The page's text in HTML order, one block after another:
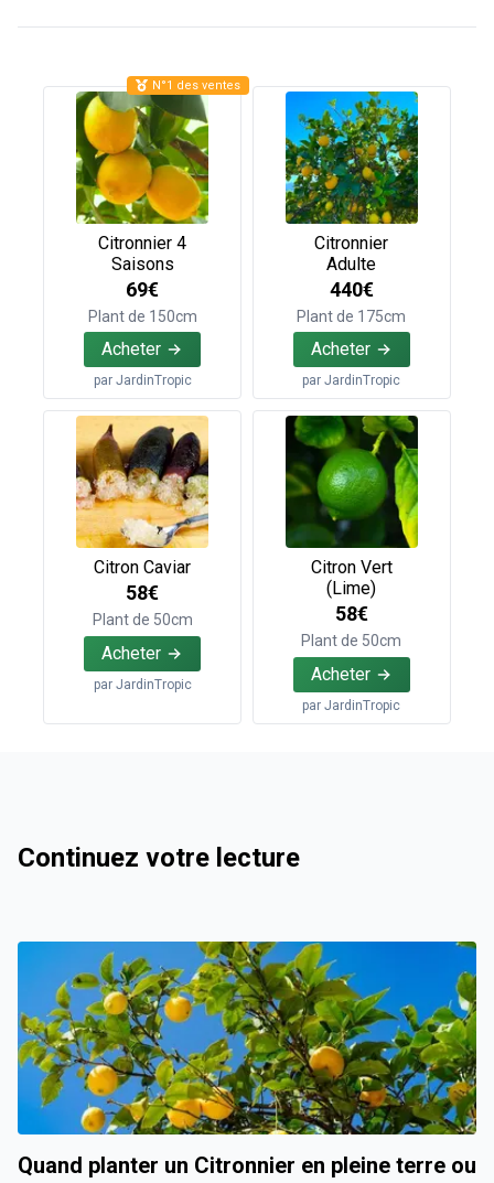
Citronnier 4
Saisons
69€
Plant de 150cm
Acheter
par JardinTropic
N°1 des ventes
Citronnier
Adulte
440€
Plant de 175cm
Acheter
parJardinTropic
Citron Caviar
58€
Plant de 50cm
Acheter
par JardinTropic
Citron Vert
(Lime)
58€
Plant de 50cm
Acheter
parJardinTropic
Continuez votre lecture
Quand planter un Citronnier en pleine terre ou